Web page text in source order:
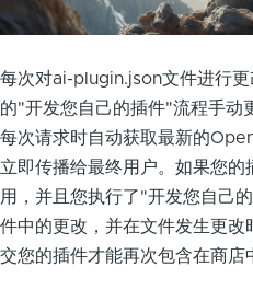
每次对ai-plugin.json文件进行
的"开发您自己的插件"流程手动
每次请求时自动获取最新的
立即传播给最终用户。如果您的
用，并且您执行了"开发您自己
件中的更改，并在文件发生更改
交您的插件才能再次包含在商店